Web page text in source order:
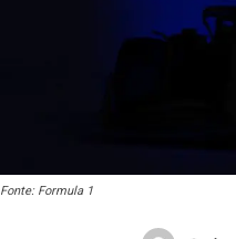
Fonte: Formula 1